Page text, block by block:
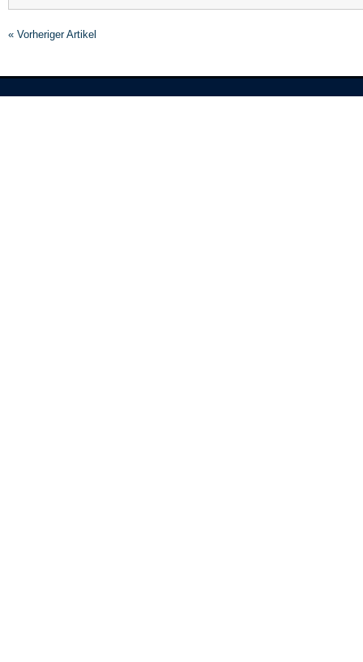
« Vorheriger Artikel